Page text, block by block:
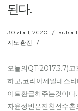
된다.
30 abril, 2020 / autor
지노 환전
/
오늘의QT(2017.3.7)
하고,코리아세일페스
이트환급해주는것이
자윤성빈은진천선수